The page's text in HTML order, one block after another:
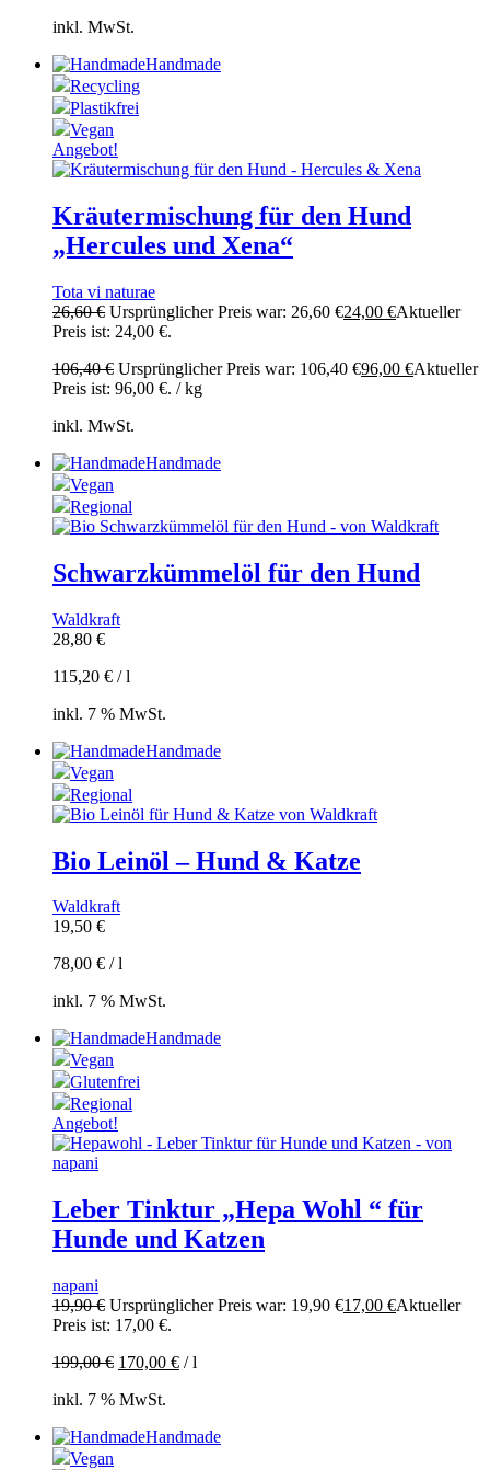
inkl. MwSt.
Handmade
Recycling
Plastikfrei
Vegan
Angebot!
Kräutermischung für den Hund
„Hercules und Xena“
Tota vi naturae
26,60€ Ursprünglicher Preis war: 26,60 €24,00 €Aktueller
Preis ist: 24,00 €.
106,40€ Ursprünglicher Preis war: 106,40 €96,00 €Aktueller
Preis ist: 96,00 €. /kg
inkl. MwSt.
Handmade
Vegan
Regional
Schwarzkümmelöl für den Hund
Waldkraft
28,80 €
115,20 € /l
inkl. 7 % MwSt.
Handmade
Vegan
Regional
Bio Leinöl – Hund & Katze
Waldkraft
19,50 €
78,00 € /l
inkl. 7 % MwSt.
Handmade
Vegan
Glutenfrei
Regional
Angebot!
Leber Tinktur „Hepa Wohl “ für
Hunde und Katzen
napani
19,90€ Ursprünglicher Preis war: 19,90 €17,00 €Aktueller
Preis ist: 17,00 €.
199,00€ 170,00 € /l
inkl. 7 % MwSt.
Handmade
Vegan